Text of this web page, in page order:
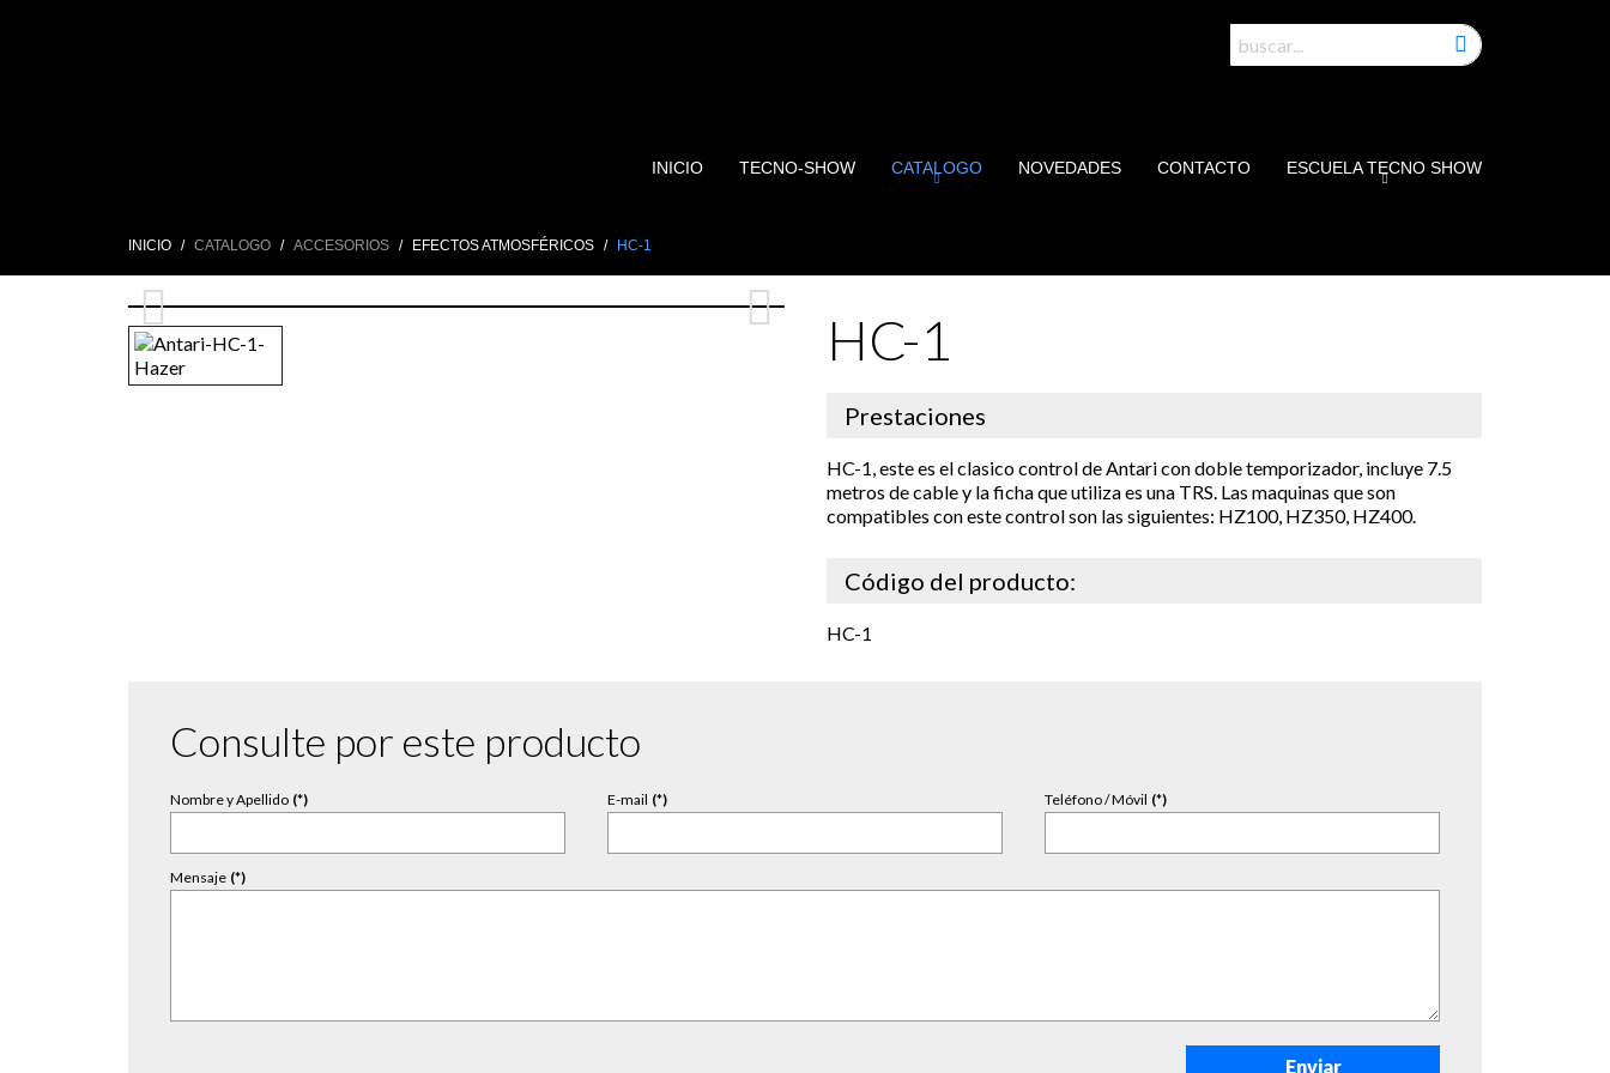
INICIO TECNO-SHOW CATALOGO NOVEDADES CONTACTO ESCUELA TECNO SHOW
INICIO CATALOGO ACCESORIOS EFECTOS ATMOSFÉRICOS HC-1
HC-1
Prestaciones
HC-1, este es el clasico control de Antari con doble temporizador, incluye 7.5
metros de cable y la ficha que utiliza es una TRS. Las maquinas que son
compatibles con este control son las siguientes: HZ100, HZ350, HZ400.
Código del producto:
HC-1
Consulte por este producto
Nombre y Apellido (*) E-mail (*) Teléfono / Móvil (*)
Mensaje (*)